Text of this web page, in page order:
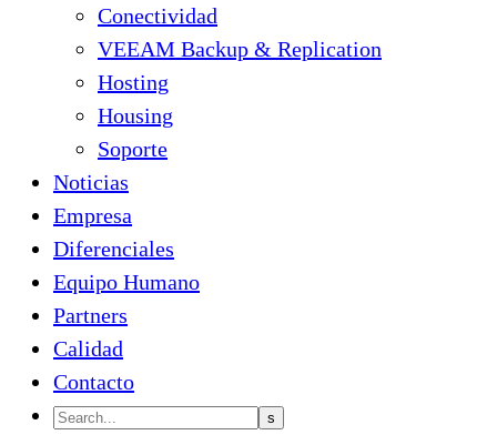
Conectividad
VEEAM Backup & Replication
Hosting
Housing
Soporte
Noticias
Empresa
Diferenciales
Equipo Humano
Partners
Calidad
Contacto